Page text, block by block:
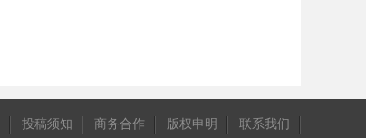
投稿须知 商务合作 版权申明 联系我们